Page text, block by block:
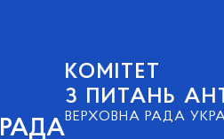
РАДА
КОМІТЕТ
З ПИТАНЬ
ВЕРХОВНА РАДА